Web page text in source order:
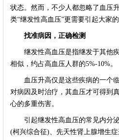
状态。然而，不少人都忽略了血压
类“继发性高血压”更需要引起大家的
找准病因，正确检测
继发性高血压是指继发于其他疾
相似，约占高血压人群的5%-10%。
血压升高仅是这些疾病的一个临
对病因及时治疗，其血压才可得到
心的多重伤害。
引起继发性高血压的常见内分泌
(柯兴综合征)、先天性肾上腺增生症